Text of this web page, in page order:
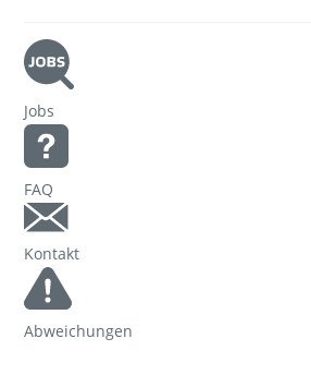
Jobs
FAQ
Kontakt
Abweichungen